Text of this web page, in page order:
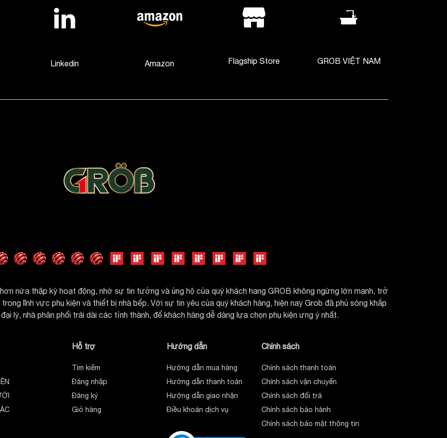
rửa bát
cát và bụi bẩn còn trong đường ống nước. Sau
Nếu bị rò rỉ thì phải lặp lại những bước trên
và mua sản phẩm
đội ngũ chuyên gia GROB không ngừng nâng
mãi nhằm đem đến lợi ích tối đa nhất cho khách
cách tiếp đón khách hàng của mình bởi:
cả nước: Hà Nội, Hải Phòng, Đà Nẵng. TP Hồ Chí
Linkedin Amazon Flagship Store GROB VIỆT NAM
nửa thập kỷ hoạt động, nhờ sự tin tưởng và ủng hộ của quý khách hang GROB không ngừng lớn mạnh, trở
lĩnh vực phụ kiện và thiết bị nhà bếp. Với sự tin yêu của quý khách hàng, hiện nay Grob đã phủ sóng khắp
lý, nhà phân phối trải dài các tỉnh thành, để khách hàng dễ dàng lựa chọn phụ kiện ưng ý nhất.
Hỗ trợ
Tìm kiếm
Đăng nhập
Đăng ký
Giỏ hàng
Hướng dẫn
Hướng dẫn mua hàng
Hướng dẫn thanh toán
Hướng dẫn giao nhận
Điều khoản dịch vụ
Chính sách
Chính sách thanh toán
Chính sách vận chuyển
Chính sách đổi trả
Chính sách bảo hành
Chính sách bảo mật thông tin